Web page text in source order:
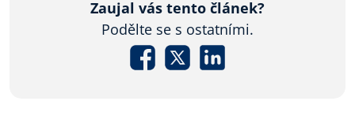
Zaujal vás tento článek?
Podělte se s ostatními.